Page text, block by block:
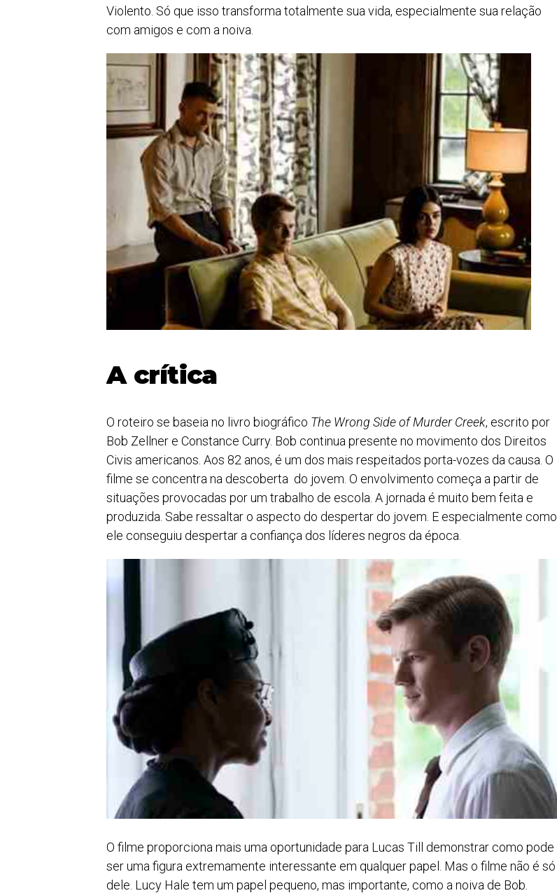
Violento. Só que isso transforma totalmente sua vida, especialmente sua relação
com amigos e com a noiva.
A crítica
O roteiro se baseia no livro biográfico The Wrong Side of Murder Creek, escrito por
Bob Zellner e Constance Curry. Bob continua presente no movimento dos Direitos
Civis americanos. Aos 82 anos, é um dos mais respeitados porta-vozes da causa. O
filme se concentra na descoberta do jovem. O envolvimento começa a partir de
situações provocadas por um trabalho de escola. A jornada é muito bem feita e
produzida. Sabe ressaltar o aspecto do despertar do jovem. E especialmente como
ele conseguiu despertar a confiança dos líderes negros da época.
O filme proporciona mais uma oportunidade para Lucas Till demonstrar como pode
ser uma figura extremamente interessante em qualquer papel. Mas o filme não é só
dele. Lucy Hale tem um papel pequeno, mas importante, como a noiva de Bob.